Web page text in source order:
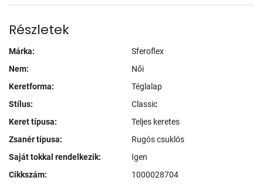
Részletek
Márka:
Sferoflex
Nem:
Női
Keretforma:
Téglalap
Stílus:
Classic
Keret típusa:
Teljes keretes
Zsanér típusa:
Rugós csuklós
Saját tokkal rendelkezik:
Igen
Cikkszám:
1000028704